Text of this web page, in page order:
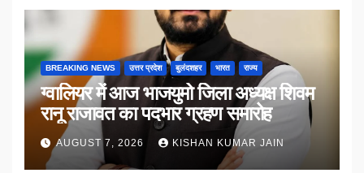
BREAKING NEWS उत्तर प्रदेश बुलंदशहर भारत राज्य
ग्वालियर में आज भाजयुमो जिला अध्यक्ष शिवम
रानू राजावत का पदभार ग्रहण समारोह
AUGUST 7, 2026 KISHAN KUMAR JAIN